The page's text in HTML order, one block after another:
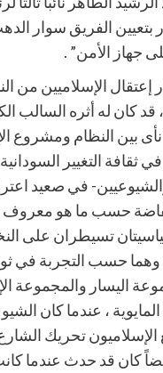
بتعيين الفريق سوار
جهاز الأمن” .
الإسلاميين من
قد كان له أثره السالب
بين النظام ومشروع
ثقافة التغيير
في صعيد
حسب ما هو
تسيطران على
مجموعة اليسار والمجموعة
، عندما كان
الإسلاميون تحريك
كان قد حدث عندما